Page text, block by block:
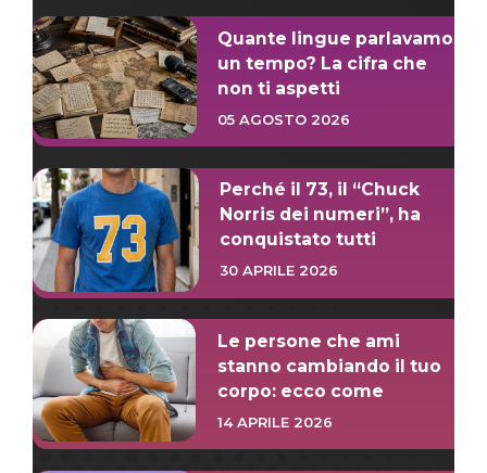
Quante lingue parlavamo
un tempo? La cifra che
non ti aspetti
05 AGOSTO 2026
Perché il 73, il “Chuck
Norris dei numeri”, ha
conquistato tutti
30 APRILE 2026
Le persone che ami
stanno cambiando il tuo
corpo: ecco come
14 APRILE 2026